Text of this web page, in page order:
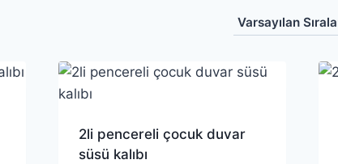
2li pencereli çocuk duvar
süsü kalıbı